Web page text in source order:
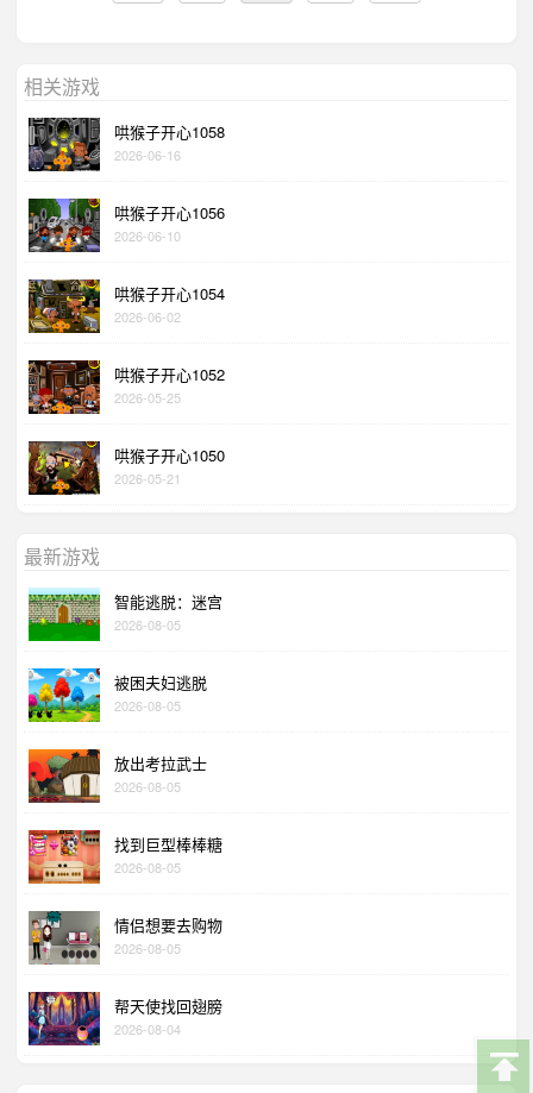
相关游戏
哄猴子开心1058
2026-06-16
哄猴子开心1056
2026-06-10
哄猴子开心1054
2026-06-02
哄猴子开心1052
2026-05-25
哄猴子开心1050
2026-05-21
最新游戏
智能逃脱：迷宫
2026-08-05
被困夫妇逃脱
2026-08-05
放出考拉武士
2026-08-05
找到巨型棒棒糖
2026-08-05
情侣想要去购物
2026-08-05
帮天使找回翅膀
2026-08-04